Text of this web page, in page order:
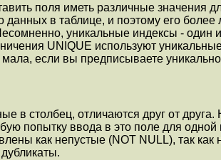
поля иметь различные значения
в таблице, и поэтому его
уникальные индексы -
UNIQUE используют
если вы предписываете
в столбец, отличаются друг от
попытку ввода в это поле для одной
как непустые (NOT NULL), так